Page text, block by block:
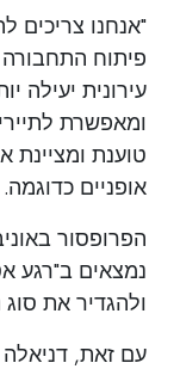
"אנחנו צריכים
פיתוח התחבורה
עירונית יעילה
ומאפשרת
טוענת ומציינת
אופניים כדוגמה.
הפרופסור
נמצאים ב"רגע
ולהגדיר את
עם זאת, דניאלה